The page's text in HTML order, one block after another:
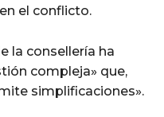
el conflicto.
la consellería ha
compleja» que,
simplificaciones».